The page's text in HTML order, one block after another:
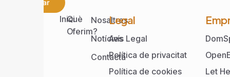
Enviar
IniciQuè
Oferim?
Nosaltres
Notícies
Contacta
Legal
Avís Legal
Política de privacitat
Política de cookies
Let